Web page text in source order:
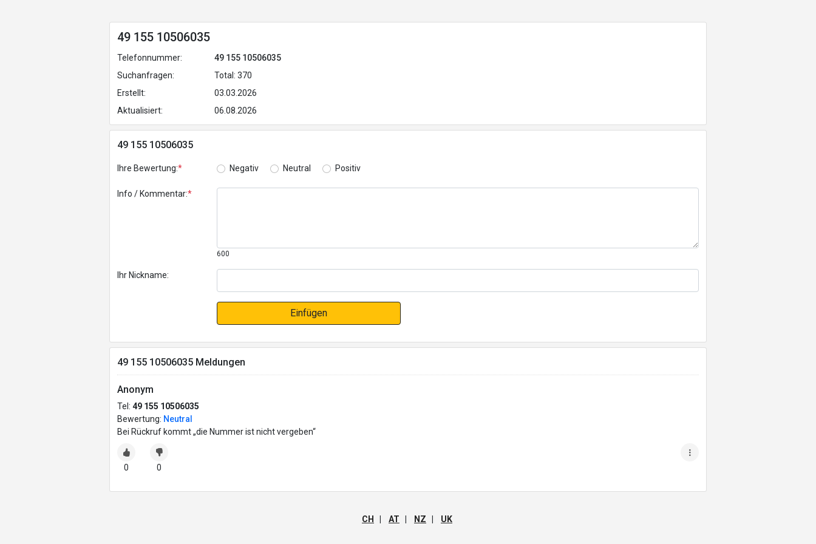
49 155 10506035
Telefonnummer:
49 155 10506035
Suchanfragen:
Total: 370
Erstellt:
03.03.2026
Aktualisiert:
06.08.2026
49 155 10506035
Ihre Bewertung:* Negativ Neutral Positiv
Info / Kommentar:*
600
Ihr Nickname:
Einfügen
49 155 10506035 Meldungen
Anonym
Tel: 49 155 10506035
Bewertung: Neutral
Bei Rückruf kommt „die Nummer ist nicht vergeben“
0 0
CH AT NZ UK